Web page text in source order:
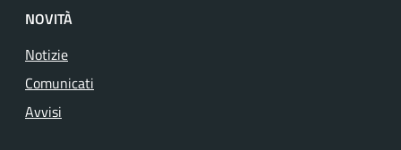
NOVITÀ
Notizie
Comunicati
Avvisi